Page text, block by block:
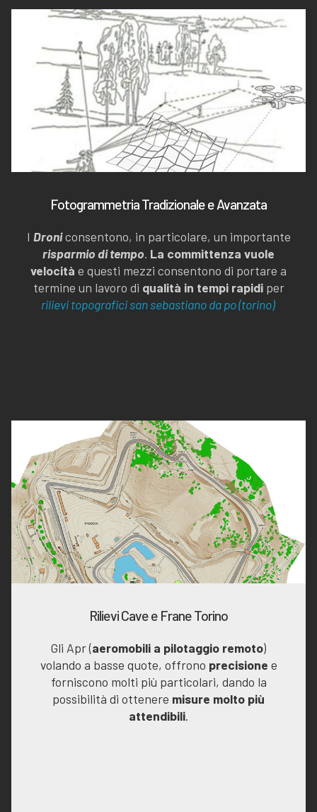
Fotogrammetria Tradizionale e Avanzata
I Droniconsentono, in particolare, un importante
risparmio di tempo. La committenza vuole
velocità e questi mezzi consentono di portare a
termine un lavoro di qualità in tempi rapidiper
rilievi topografici san sebastiano da po (torino)
Rilievi Cave e Frane Torino
Gli Apr (aeromobili a pilotaggio remoto)
volando a basse quote, offrono precisione e
forniscono molti più particolari, dando la
possibilità di ottenere misure molto più
attendibili.